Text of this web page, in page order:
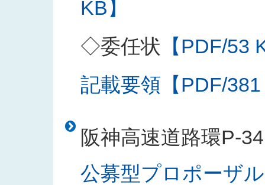
KB】
◇委任状 【PDF/53
記載要領【PDF/
阪神高速道路環P-
公募型プロポーザ